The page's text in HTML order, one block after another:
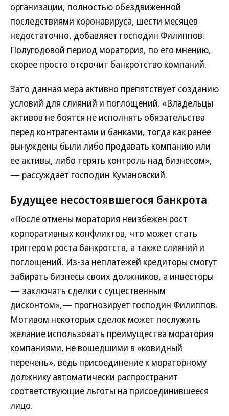
организации, полностью обездвиженной
последствиями коронавируса, шести месяцев
недостаточно, добавляет господин Филиппов.
Полугодовой период моратория, по его мнению,
скорее просто отсрочит банкротство компаний.
Зато данная мера активно препятствует созданию
условий для слияний и поглощений. «Владельцы
активов не боятся не исполнять обязательства
перед контрагентами и банками, тогда как ранее
вынуждены были либо продавать компанию или
ее активы, либо терять контроль над бизнесом»,
— рассуждает господин Кумановский.
Будущее несостоявшегося банкрота
«После отмены моратория неизбежен рост
корпоративных конфликтов, что может стать
триггером роста банкротств, а также слияний и
поглощений. Из-за неплатежей кредиторы смогут
забирать бизнесы своих должников, а инвесторы
— заключать сделки с существенным
дисконтом»,— прогнозирует господин Филиппов.
Мотивом некоторых сделок может послужить
желание использовать преимущества моратория
компаниями, не вошедшими в «ковидный
перечень», ведь присоединение к мораторному
должнику автоматически распространит
соответствующие льготы на присоединившееся
лицо.